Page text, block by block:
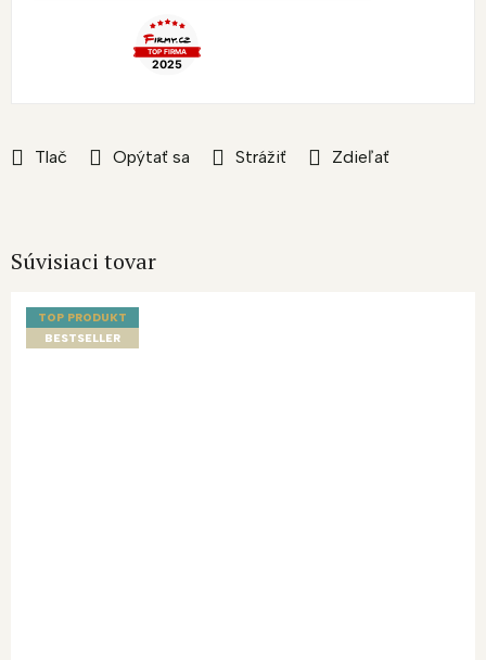
Tlač Opýtať sa Strážiť Zdieľať
Súvisiaci tovar
TOP PRODUKT
BESTSELLER